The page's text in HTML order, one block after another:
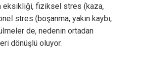
fiziksel stres (kaza,
stres (boşanma, yakın kaybı,
de, nedenin ortadan
dönüşlü oluyor.